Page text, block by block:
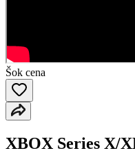
Šok cena
XBOX Series X/